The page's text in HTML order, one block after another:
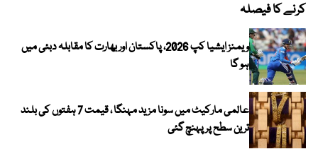
کرنے کا فیصلہ
ویمنز ایشیا کپ 2026، پاکستان اور بھارت کا مقابلہ دبئی میں
ہو گا
عالمی مارکیٹ میں سونا مزید مہنگا ، قیمت 7 ہفتوں کی بلند
ترین سطح پر پہنچ گئی